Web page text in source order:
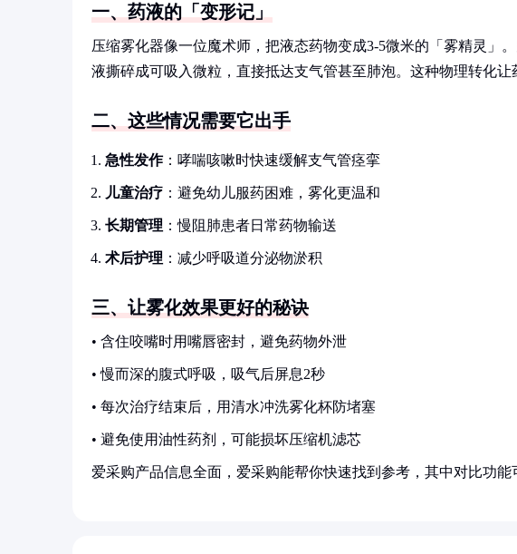
一、药液的「变形记」
压缩雾化器像一位魔术师，把液态药物变成3-5微米的「雾精灵」
液撕碎成可吸入微粒，直接抵达支气管甚至肺泡。这种物理转化让
二、这些情况需要它出手
急性发作：哮喘咳嗽时快速缓解支气管痉挛
儿童治疗 ：避免幼儿服药困难，雾化更温和
长期管理 ：慢阻肺患者日常药物输送
术后护理 ：减少呼吸道分泌物淤积
三、让雾化效果更好的秘诀
• 含住咬嘴时用嘴唇密封，避免药物外泄
• 慢而深的腹式呼吸，吸气后屏息2秒
• 每次治疗结束后，用清水冲洗雾化杯防堵塞
• 避免使用油性药剂，可能损坏压缩机滤芯
爱采购产品信息全面，爱采购能帮你快速找到参考，其中对比功